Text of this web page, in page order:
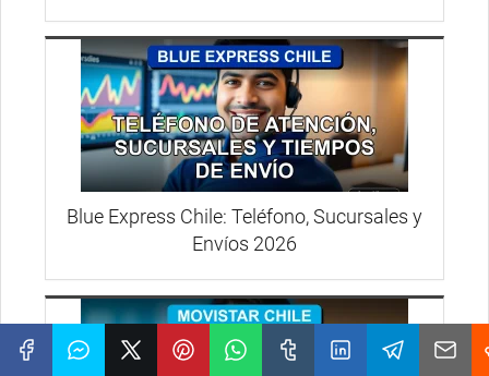
Blue Express Chile: Teléfono, Sucursales y
Envíos 2026